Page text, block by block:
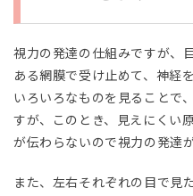
もの
弱視
の原
因と
注意
は？
視力の発達の仕組みですが、
ある網膜で受け止めて、神経
いろいろなものを見ることで
すが、このとき、見えにくい
が伝わらないので視力の発達
また、左右それぞれの目で見